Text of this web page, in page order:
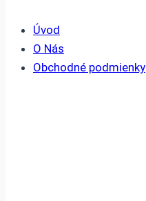
Úvod
O Nás
Obchodné podmienky